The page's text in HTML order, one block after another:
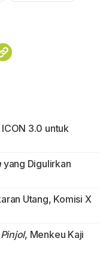
3.0 untuk
yang Digulirkan
Utang, Komisi X
Pinjol, Menkeu Kaji